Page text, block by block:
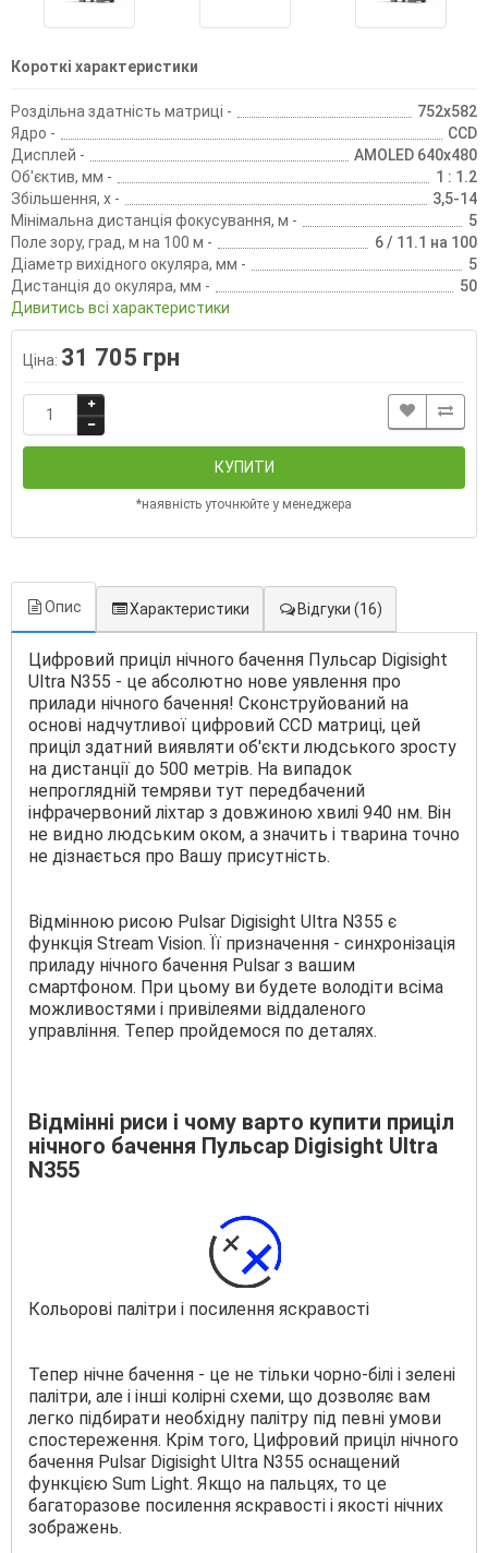
Короткі характеристики
Роздільна здатність матриці -
752x582
Ядро -
CCD
Дисплей -
AMOLED 640x480
Об'єктив, мм -
1 : 1.2
Збільшення, х -
3,5-14
Мінімальна дистанція фокусування, м -
5
Поле зору, град, м на 100 м -
6 / 11.1 на 100
Діаметр вихідного окуляра, мм -
5
Дистанція до окуляра, мм -
50
Дивитись всі характеристики
Ціна: 31 705 грн
КУПИТИ
*наявність уточнюйте у менеджера
Опис Характеристики Відгуки (16)
Цифровий приціл нічного бачення Пульсар Digisight
Ultra N355 - це абсолютно нове уявлення про
прилади нічного бачення! Сконструйований на
основі надчутливої ​​цифровий CCD матриці, цей
приціл здатний виявляти об'єкти людського зросту
на дистанції до 500 метрів. На випадок
непроглядній темряви тут передбачений
інфрачервоний ліхтар з довжиною хвилі 940 нм. Він
не видно людським оком, а значить і тварина точно
не дізнається про Вашу присутність.
Відмінною рисою Pulsar Digisight Ultra N355 є
функція Stream Vision. Її призначення - синхронізація
приладу нічного бачення Pulsar з вашим
смартфоном. При цьому ви будете володіти всіма
можливостями і привілеями віддаленого
управління. Тепер пройдемося по деталях.
Відмінні риси і чому варто купити приціл
нічного бачення Пульсар Digisight Ultra
N355
Кольорові палітри і посилення яскравості
Тепер нічне бачення - це не тільки чорно-білі і зелені
палітри, але і інші колірні схеми, що дозволяє вам
легко підбирати необхідну палітру під певні умови
спостереження. Крім того, Цифровий приціл нічного
бачення Pulsar Digisight Ultra N355 оснащений
функцією Sum Light. Якщо на пальцях, то це
багаторазове посилення яскравості і якості нічних
зображень.